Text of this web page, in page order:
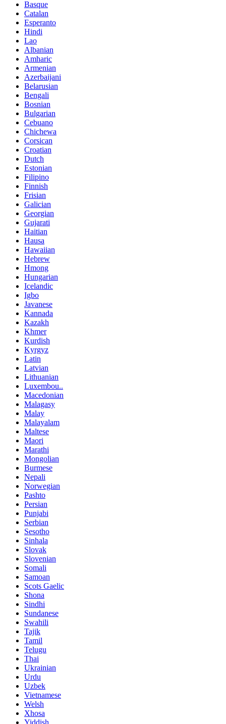
Basque
Catalan
Esperanto
Hindi
Lao
Albanian
Amharic
Armenian
Azerbaijani
Belarusian
Bengali
Bosnian
Bulgarian
Cebuano
Chichewa
Corsican
Croatian
Dutch
Estonian
Filipino
Finnish
Frisian
Galician
Georgian
Gujarati
Haitian
Hausa
Hawaiian
Hebrew
Hmong
Hungarian
Icelandic
Igbo
Javanese
Kannada
Kazakh
Khmer
Kurdish
Kyrgyz
Latin
Latvian
Lithuanian
Luxembou..
Macedonian
Malagasy
Malay
Malayalam
Maltese
Maori
Marathi
Mongolian
Burmese
Nepali
Norwegian
Pashto
Persian
Punjabi
Serbian
Sesotho
Sinhala
Slovak
Slovenian
Somali
Samoan
Scots Gaelic
Shona
Sindhi
Sundanese
Swahili
Tajik
Tamil
Telugu
Thai
Ukrainian
Urdu
Uzbek
Vietnamese
Welsh
Xhosa
Yiddish